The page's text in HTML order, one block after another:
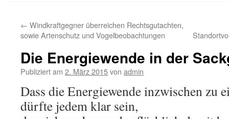
springen
← Windkraftgegner überreichen Rechtsgutachten,
sowie Artenschutz und Vogelbeobachtungen
Die Energiewende in der
Publiziert am 2. März 2015von admin
Dass die Energiewende inzwischen zu
dürfte jedem klar sein,